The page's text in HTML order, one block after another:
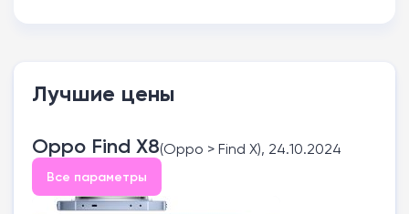
Лучшие цены
Oppo Find X8(Oppo > Find X), 24.10.2024
Все параметры